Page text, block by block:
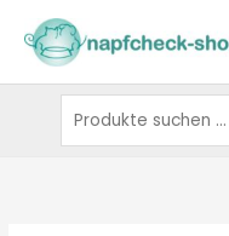
Inhalt
springen
Suchen
nach: